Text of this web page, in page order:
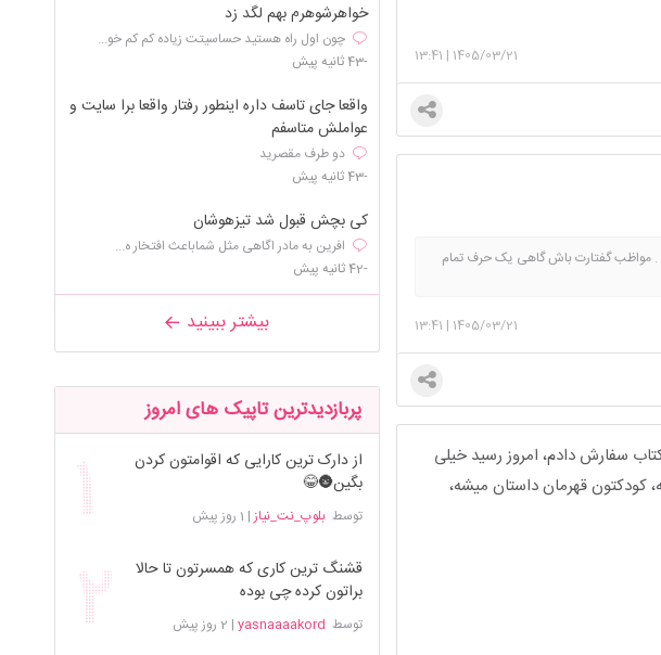
1405/03/21
|
13:41
. مواظب گفتارت باش گاهی یک حرف تمام
1405/03/21
|
13:41
سفارش دادم، امروز رسید خیلی
کودکتون قهرمان داستان میشه،
خواهرشوهرم بهم لگد زد
چون اول راه هستید حساسیتت زیاده کم کم خو...
-43 ثانیه پیش
واقعا جای تاسف داره اینطور رفتار واقعا برا سایت و
عواملش متاسفم
دو طرف مقصرید
-43 ثانیه پیش
کی بچش قبول شد تیزهوشان
افرین به مادر اگاهی مثل شماباعث افتخار ه...
-42 ثانیه پیش
بیشتر ببینید
پربازدیدترین تاپیک های امروز
از دارک ترین کارایی که اقوامتون کردن
بگین🌚😂
توسطبلوپ_نت_نیاز| 1 روز پیش
قشنگ ترین کاری که همسرتون تا حالا
براتون کرده چی بوده
توسط yasnaaaakord
| 2 روز پیش